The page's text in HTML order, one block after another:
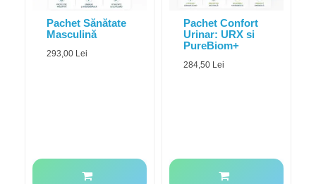
Pachet Sănătate
Masculină
293,00 Lei
Pachet Confort
Urinar: URX si
PureBiom+
284,50 Lei